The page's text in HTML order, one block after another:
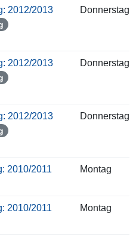
2012/2013 Donnerstag
2012/2013 Donnerstag
2012/2013 Donnerstag
2010/2011 Montag
2010/2011 Montag